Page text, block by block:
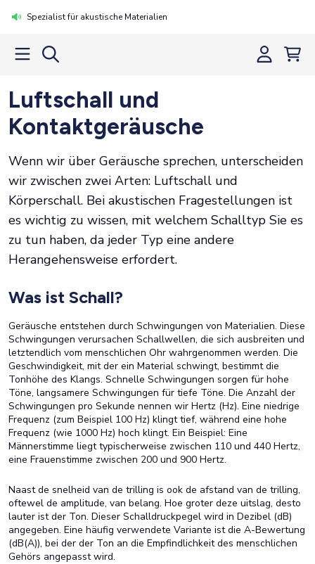
Spezialist für akustische Materialien
Luftschall und
Kontaktgeräusche
Wenn wir über Geräusche sprechen, unterscheiden
wir zwischen zwei Arten: Luftschall und
Körperschall. Bei akustischen Fragestellungen ist
es wichtig zu wissen, mit welchem Schalltyp Sie es
zu tun haben, da jeder Typ eine andere
Herangehensweise erfordert.
Was ist Schall?
Geräusche entstehen durch Schwingungen von Materialien. Diese
Schwingungen verursachen Schallwellen, die sich ausbreiten und
letztendlich vom menschlichen Ohr wahrgenommen werden. Die
Geschwindigkeit, mit der ein Material schwingt, bestimmt die
Tonhöhe des Klangs. Schnelle Schwingungen sorgen für hohe
Töne, langsamere Schwingungen für tiefe Töne. Die Anzahl der
Schwingungen pro Sekunde nennen wir Hertz (Hz). Eine niedrige
Frequenz (zum Beispiel 100 Hz) klingt tief, während eine hohe
Frequenz (wie 1000 Hz) hoch klingt. Ein Beispiel: Eine
Männerstimme liegt typischerweise zwischen 110 und 440 Hertz,
eine Frauenstimme zwischen 200 und 900 Hertz.
Naast de snelheid van de trilling is ook de afstand van de trilling,
oftewel de amplitude, van belang. Hoe groter deze uitslag, desto
lauter ist der Ton. Dieser Schalldruckpegel wird in Dezibel (dB)
angegeben. Eine häufig verwendete Variante ist die A-Bewertung
(dB(A)), bei der der Ton an die Empfindlichkeit des menschlichen
Gehörs angepasst wird.